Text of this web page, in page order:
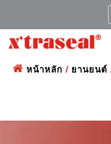
หน้าหลัก / ยานยนต์